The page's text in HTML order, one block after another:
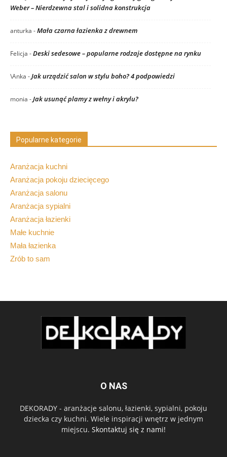
Weber – Nierdzewna stal i solidna konstrukcja
anturka -Mała czarna łazienka z drewnem
Felicja -Deski sedesowe – popularne rodzaje dostępne na rynku
\Anka -Jak urządzić salon w stylu boho? 4 podpowiedzi
monia -Jak usunąć plamy z wełny i akrylu?
Popularne kategorie
Aranżacja kuchni
Aranżacja pokoju dziecięcego
Aranżacja salonu
Aranżacja sypialni
Aranżacja łazienki
Małe kuchnie
Mała łazienka
Zrób to sam
O NAS
DEKORADY - aranżacje salonu, łazienki, sypialni, pokoju
dziecka czy kuchni. Wiele inspiracji wnętrz w jednym
miejscu. Skontaktuj się z nami!